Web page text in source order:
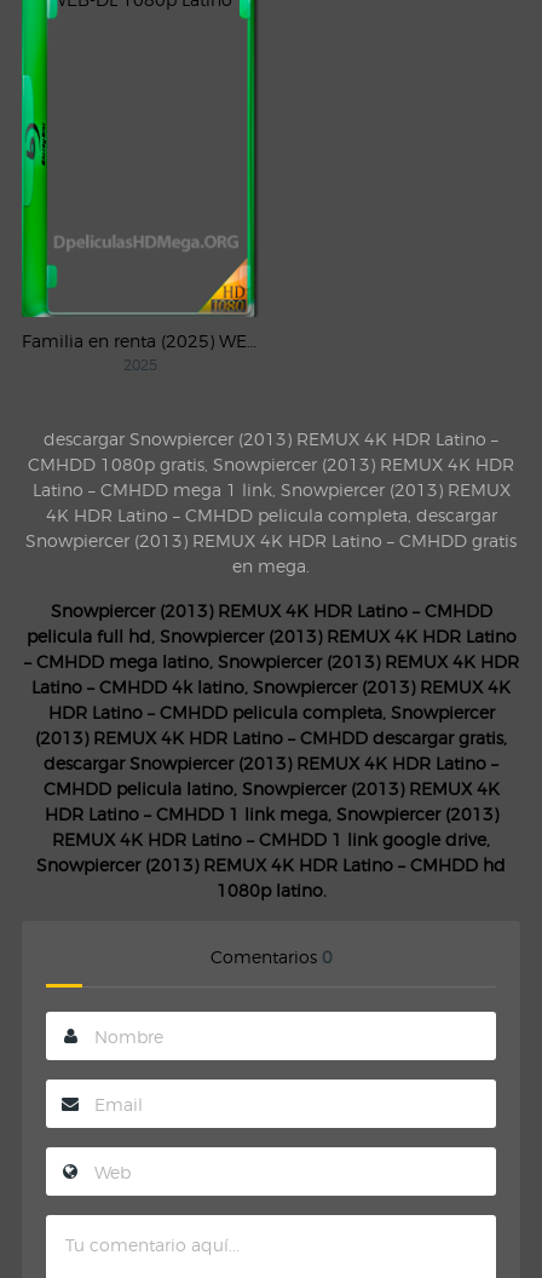
2025
descargar Snowpiercer (2013) REMUX 4K HDR Latino –
CMHDD 1080p gratis, Snowpiercer (2013) REMUX 4K HDR
Latino – CMHDD mega 1 link, Snowpiercer (2013) REMUX
4K HDR Latino – CMHDD pelicula completa, descargar
Snowpiercer (2013) REMUX 4K HDR Latino – CMHDD gratis
en mega.
Snowpiercer (2013) REMUX 4K HDR Latino – CMHDD
pelicula full hd, Snowpiercer (2013) REMUX 4K HDR Latino
– CMHDD mega latino, Snowpiercer (2013) REMUX 4K HDR
Latino – CMHDD 4k latino, Snowpiercer (2013) REMUX 4K
HDR Latino – CMHDD pelicula completa, Snowpiercer
(2013) REMUX 4K HDR Latino – CMHDD descargar gratis,
descargar Snowpiercer (2013) REMUX 4K HDR Latino –
CMHDD pelicula latino, Snowpiercer (2013) REMUX 4K
HDR Latino – CMHDD 1 link mega, Snowpiercer (2013)
REMUX 4K HDR Latino – CMHDD 1 link google drive,
Snowpiercer (2013) REMUX 4K HDR Latino – CMHDD hd
1080p latino.
Comentarios 0